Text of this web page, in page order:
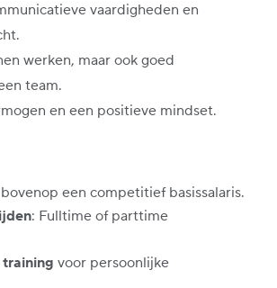
vaardigheden en
werken, maar ook goed
team.
en een positieve mindset.
bovenop een competitief basissalaris.
: Fulltime of parttime
training voor persoonlijke